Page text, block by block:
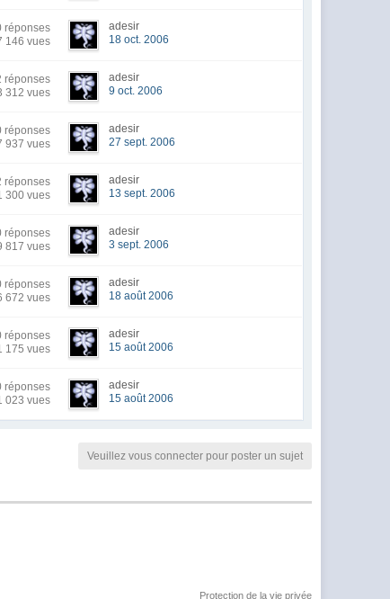
réponses
146 vues
adesir
18 oct. 2006
réponses
312 vues
adesir
9 oct. 2006
réponses
937 vues
adesir
27 sept. 2006
réponses
300 vues
adesir
13 sept. 2006
réponses
817 vues
adesir
3 sept. 2006
réponses
672 vues
adesir
18 août 2006
réponses
175 vues
adesir
15 août 2006
réponses
023 vues
adesir
15 août 2006
Veuillez vous connecter pour poster un sujet
Protection de la vie privée